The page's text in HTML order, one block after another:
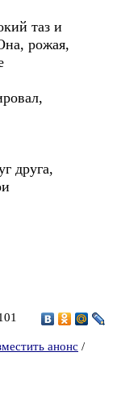
таз и
рожая,
друга,
анонс /